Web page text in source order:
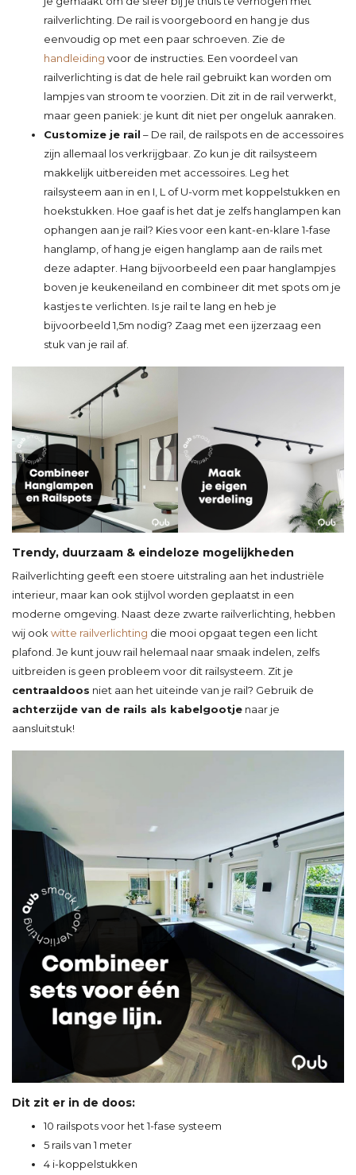
railverlichting. De rail is voorgeboord en hang je dus
eenvoudig op met een paar schroeven. Zie de
handleiding voor de instructies. Een voordeel van
railverlichting is dat de hele rail gebruikt kan worden om
lampjes van stroom te voorzien. Dit zit in de rail verwerkt,
maar geen paniek: je kunt dit niet per ongeluk aanraken.
Customize je rail – De rail, de railspots en de accessoires
zijn allemaal los verkrijgbaar. Zo kun je dit railsysteem
makkelijk uitbereiden met accessoires. Leg het
railsysteem aan in en I, L of U-vorm met koppelstukken en
hoekstukken. Hoe gaaf is het dat je zelfs hanglampen kan
ophangen aan je rail? Kies voor een kant-en-klare 1-fase
hanglamp, of hang je eigen hanglamp aan de rails met
deze adapter. Hang bijvoorbeeld een paar hanglampjes
boven je keukeneiland en combineer dit met spots om je
kastjes te verlichten. Is je rail te lang en heb je
bijvoorbeeld 1,5m nodig? Zaag met een ijzerzaag een
stuk van je rail af.
Trendy, duurzaam & eindeloze mogelijkheden
Railverlichting geeft een stoere uitstraling aan het industriële
interieur, maar kan ook stijlvol worden geplaatst in een
moderne omgeving. Naast deze zwarte railverlichting, hebben
wij ook witte railverlichting die mooi opgaat tegen een licht
plafond. Je kunt jouw rail helemaal naar smaak indelen, zelfs
uitbreiden is geen probleem voor dit railsysteem. Zit je
centraaldoos niet aan het uiteinde van je rail? Gebruik de
achterzijde van de rails als kabelgootje naar je
aansluitstuk!
Dit zit er in de doos:
10 railspots voor het 1-fase systeem
5 rails van 1 meter
4 i-koppelstukken